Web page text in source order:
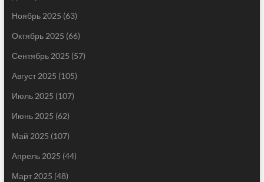
Ноябрь 2025 (63)
Октябрь 2025 (66)
Сентябрь 2025 (57)
Август 2025 (105)
Июль 2025 (107)
Июнь 2025 (62)
Май 2025 (107)
Апрель 2025 (44)
Март 2025 (48)